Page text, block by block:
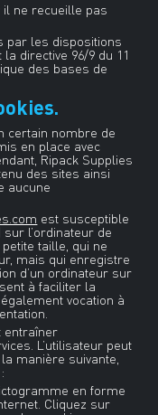
il ne recueille pas
par les dispositions
directive 96/9 du 11
des bases de
certain nombre de
en place avec
Ripack Supplies
des sites ainsi
aucune
est susceptible
l’ordinateur de
taille, qui ne
mais qui enregistre
d’un ordinateur sur
à faciliter la
vocation à
entraîner
L’utilisateur peut
manière suivante,
en forme
Cliquez sur